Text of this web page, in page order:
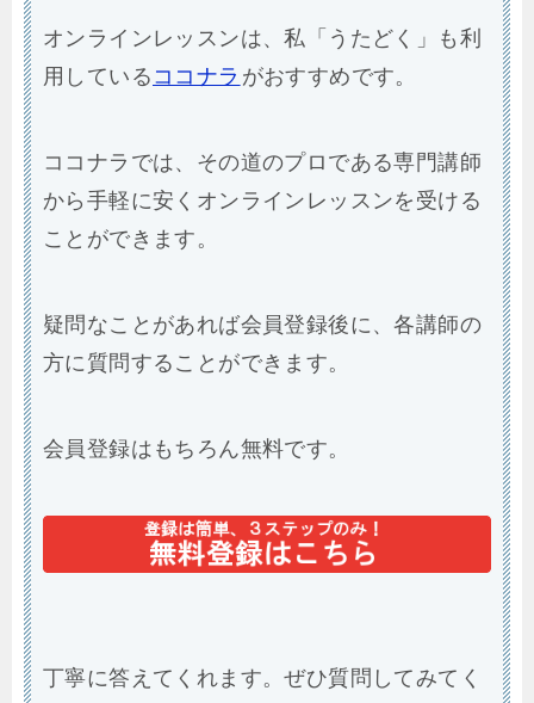
オンラインレッスンは、私「うたどく」も利
用している ココナラ がおすすめです。
ココナラでは、その道のプロである専門講師
から手軽に安くオンラインレッスンを受ける
ことができます。
疑問なことがあれば会員登録後に、各講師の
方に質問することができます。
会員登録はもちろん無料です。
丁寧に答えてくれます。ぜひ質問してみてく